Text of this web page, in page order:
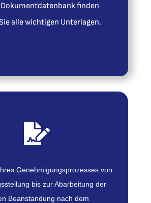
Dokumentdatenbank finden
alle wichtigen Unterlagen.
UNSER SERVICE

Genehmigungsprozesses von
bis zur Abarbeitung der
Beanstandung nach dem